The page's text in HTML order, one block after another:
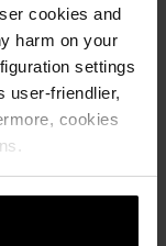
cookies and
harm on your
settings
user-friendlier,
cookies